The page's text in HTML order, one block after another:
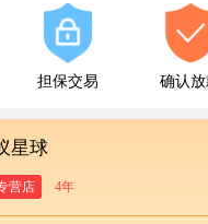
担保交易 确认放
星球
营店 4年